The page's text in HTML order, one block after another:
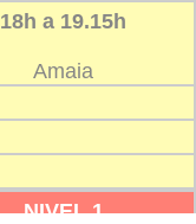
18h a 19.15h
Amaia
NIVEL 1